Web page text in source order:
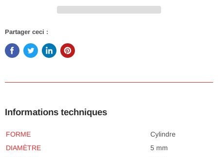
Partager ceci :
Informations techniques
FORME
Cylindre
DIAMÈTRE
5 mm